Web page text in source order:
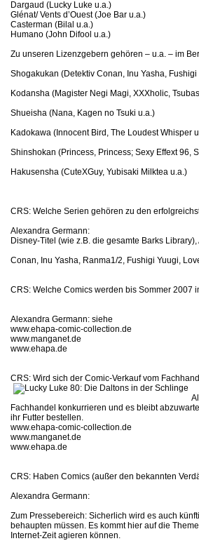
Dargaud (Lucky Luke u.a.)
Glénat/ Vents d’Ouest (Joe Bar u.a.)
Casterman (Bilal u.a.)
Humano (John Difool u.a.)
Zu unseren Lizenzgebern gehören – u.a. – im
Shogakukan (Detektiv Conan, Inu Yasha,
Kodansha (Magister Negi Magi, XXXholic,
Shueisha (Nana, Kagen no Tsuki u.a.)
Kadokawa (Innocent Bird, The Loudest Whisper
Shinshokan (Princess, Princess; Sexy Effext 96,
Hakusensha (CuteXGuy, Yubisaki Milktea u.a.)
CRS: Welche Serien gehören zu den
Alexandra Germann:
Disney-Titel (wie z.B. die gesamte Barks
Conan, Inu Yasha, Ranma1/2, Fushigi Yuugi,
CRS: Welche Comics werden bis Sommer 2007
Alexandra Germann: siehe
www.ehapa-comic-collection.de
www.manganet.de
www.ehapa.de
CRS: Wird sich der Comic-Verkauf vom
Fachhandel konkurrieren und es bleibt
ihr Futter bestellen.
www.ehapa-comic-collection.de
www.manganet.de
www.ehapa.de
CRS: Haben Comics (außer den bekannten
Alexandra Germann:
Zum Pressebereich: Sicherlich wird es auch
behaupten müssen. Es kommt hier auf die
Internet-Zeit agieren können.